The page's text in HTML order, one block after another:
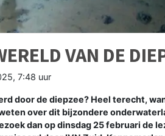
VAN DE
7:48 uur
door de diepzee? Heel terecht,
over dit bijzondere
dan op dinsdag 25 februari de